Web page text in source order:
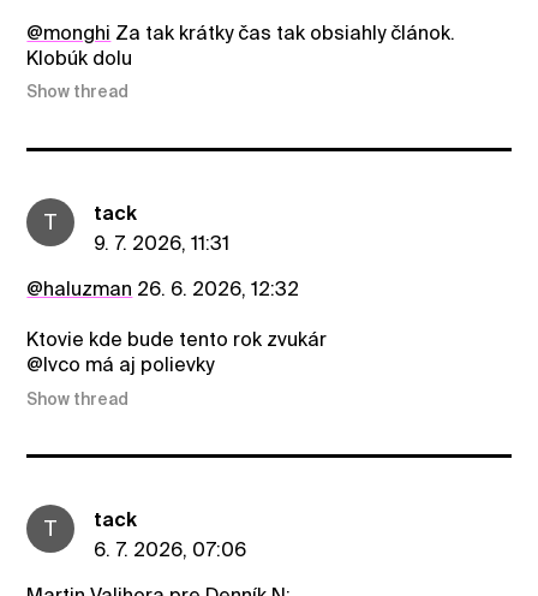
@monghi Za tak krátky čas tak obsiahly článok.
Klobúk dolu
Show thread
T
tack
9. 7. 2026, 11:31
@haluzman 26. 6. 2026, 12:32
Ktovie kde bude tento rok zvukár
@Ivco má aj polievky
Show thread
T
tack
6. 7. 2026, 07:06